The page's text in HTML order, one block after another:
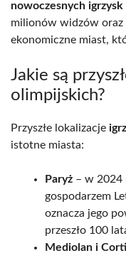
nowoczesnych
milionów widzów oraz
ekonomiczne miast,
Jakie są
olimpijskich?
Przyszłe lokalizacje
istotne miasta:
Paryż – w 2024
gospodarzem
oznacza jego
przeszło 100
Mediolan i